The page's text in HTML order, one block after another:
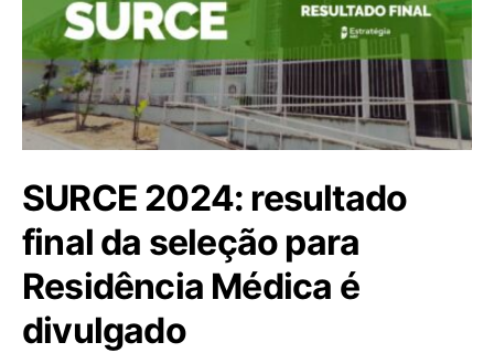
SURCE 2024: resultado
final da seleção para
Residência Médica é
divulgado